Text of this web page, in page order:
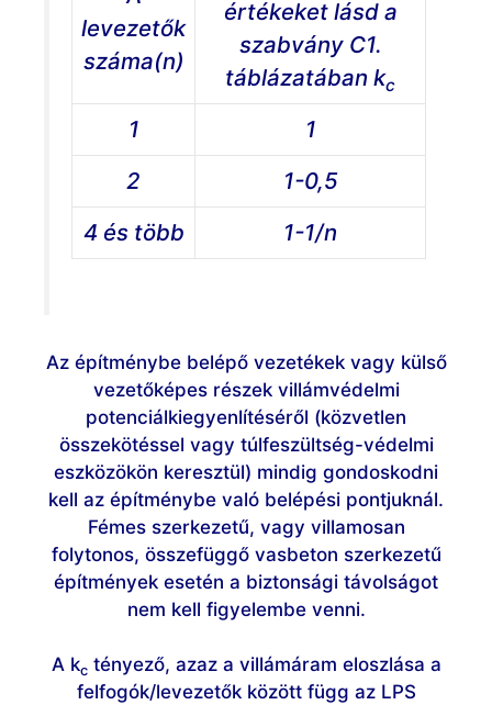
levezetők
száma(n)
értékeket lásd a
szabvány C1.
táblázatában kc
1
1
2
1-0,5
4 és több
1-1/n
Az építménybe belépő vezetékek vagy külső
vezetőképes részek villámvédelmi
potenciálkiegyenlítéséről (közvetlen
összekötéssel vagy túlfeszültség-védelmi
eszközökön keresztül) mindig gondoskodni
kell az építménybe való belépési pontjuknál.
Fémes szerkezetű, vagy villamosan
folytonos, összefüggő vasbeton szerkezetű
építmények esetén a biztonsági távolságot
nem kell figyelembe venni.
A kctényező, azaz a villámáram eloszlása a
felfogók/levezetők között függ az LPS